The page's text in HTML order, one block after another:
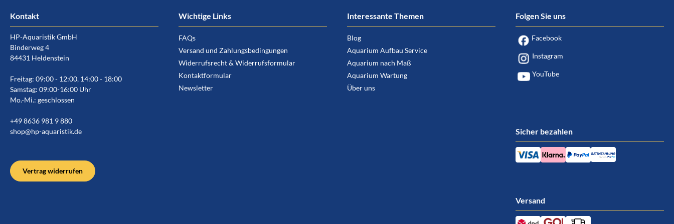
Kontakt
HP-Aquaristik GmbH
Binderweg 4
84431 Heldenstein
Freitag: 09:00 - 12:00, 14:00 - 18:00
Samstag: 09:00-16:00 Uhr
Mo.-Mi.: geschlossen
+49 8636 981 9 880
shop@hp-aquaristik.de
Vertrag widerrufen
Wichtige Links
FAQs
Versand und Zahlungsbedingungen
Widerrufsrecht & Widerrufsformular
Kontaktformular
Newsletter
Interessante Themen
Blog
Aquarium Aufbau Service
Aquarium nach Maß
Aquarium Wartung
Über uns
Folgen Sie uns
Facebook
Instagram
YouTube
Sicher bezahlen
Versand